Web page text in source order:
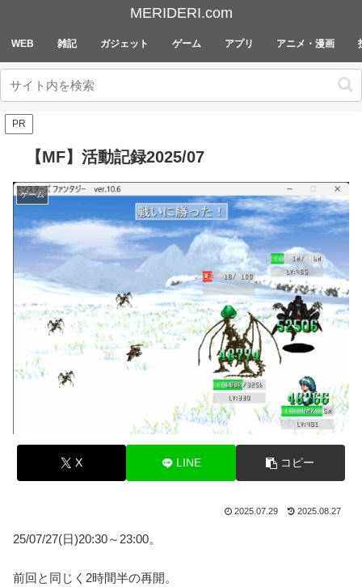
MERIDERI.com
WEB 雑記 ガジェット ゲーム アプリ アニメ・漫画
PR
【MF】活動記録2025/07
ゲーム
X LINE コピー
2025.07.29 2025.08.27
25/07/27(日)20:30～23:00。
前回と同じく2時間半の再開。